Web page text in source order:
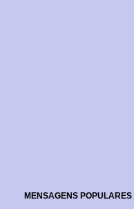
MENSAGENS POPULARES